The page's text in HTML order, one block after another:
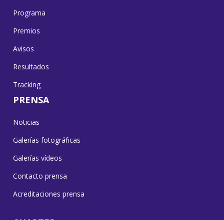
Programa
Premios
Avisos
Resultados
Tracking
PRENSA
Noticias
Galerías fotográficas
Galerías vídeos
Contacto prensa
Acreditaciones prensa